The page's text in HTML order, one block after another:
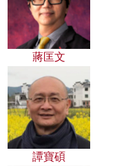
蔣匡文
譚寶碩